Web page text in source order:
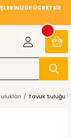
ÜCRETSİZ
Tavuk Suluğu